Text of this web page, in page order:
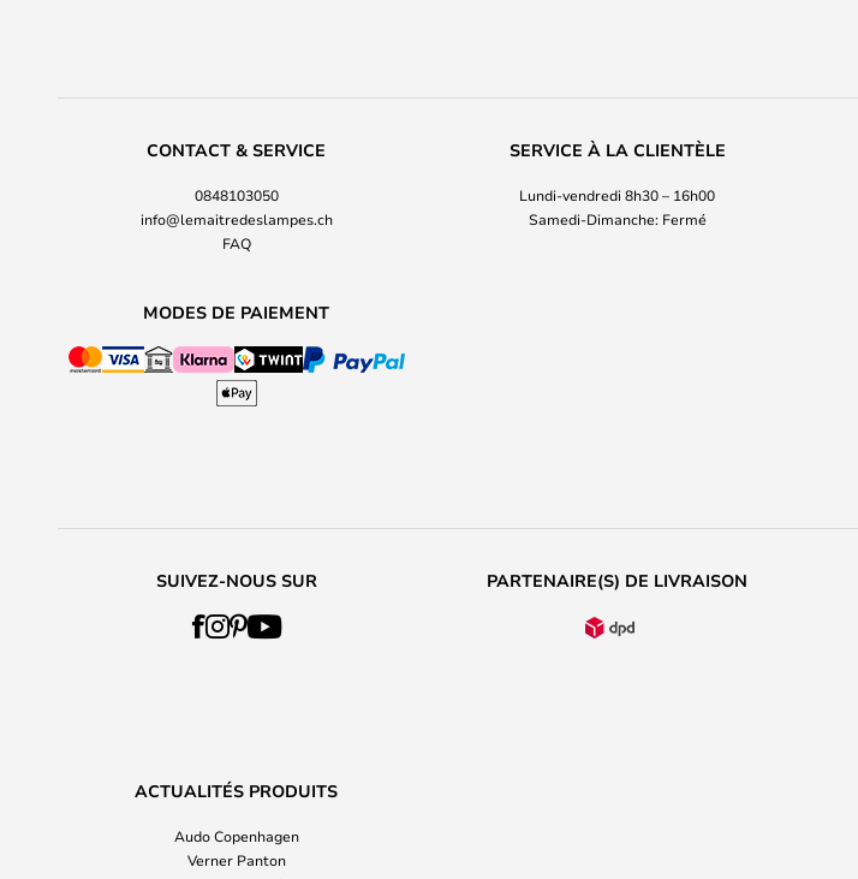
CONTACT & SERVICE
0848103050
info@lemaitredeslampes.ch
FAQ
SERVICE À LA CLIENTÈLE
Lundi-vendredi 8h30 – 16h00
Samedi-Dimanche: Fermé
MODES DE PAIEMENT
SUIVEZ-NOUS SUR PARTENAIRE(S) DE LIVRAISON
ACTUALITÉS PRODUITS
Audo Copenhagen
Verner Panton